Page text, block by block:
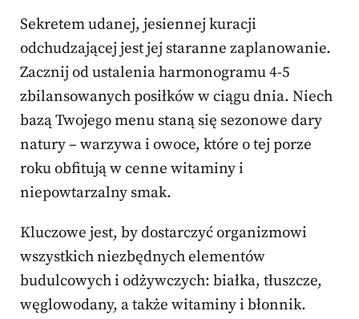
Sekretem udanej, jesiennej kuracji
odchudzającej jest jej staranne zaplanowanie.
Zacznij od ustalenia harmonogramu 4-5
zbilansowanych posiłków w ciągu dnia. Niech
bazą Twojego menu staną się sezonowe dary
natury – warzywa i owoce, które o tej porze
roku obfitują w cenne witaminy i
niepowtarzalny smak.
Kluczowe jest, by dostarczyć organizmowi
wszystkich niezbędnych elementów
budulcowych i odżywczych: białka, tłuszcze,
węglowodany, a także witaminy i błonnik.